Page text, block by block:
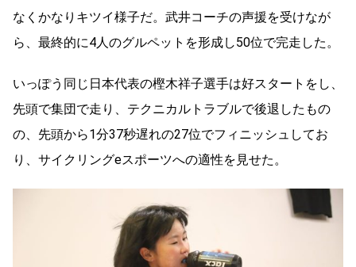
なくかなりキツイ様子だ。武井コーチの声援を受けなが
ら、最終的に4人のグルペットを形成し50位で完走した。
いっぽう同じ日本代表の樫木祥子選手は好スタートをし、
先頭で集団で走り、テクニカルトラブルで後退したもの
の、先頭から1分37秒遅れの27位でフィニッシュしてお
り、サイクリングeスポーツへの適性を見せた。